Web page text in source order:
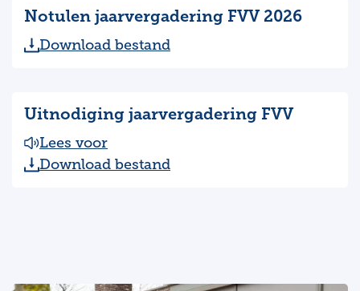
Notulen jaarvergadering FVV 2026
Download bestand
Uitnodiging jaarvergadering FVV
Lees voor
Download bestand